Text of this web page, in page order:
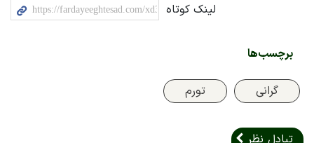
لینک کوتاه
برچسب‌ها
گرانی تورم
تبادل نظر